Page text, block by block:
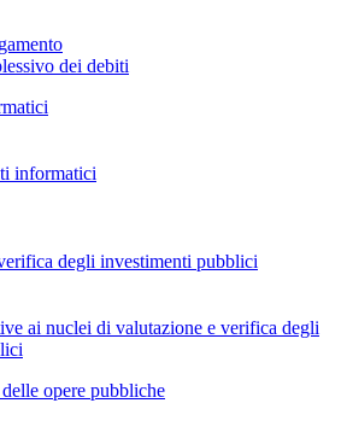
dei debiti
informatici
degli investimenti pubblici
ai nuclei di valutazione e verifica degli
opere pubbliche